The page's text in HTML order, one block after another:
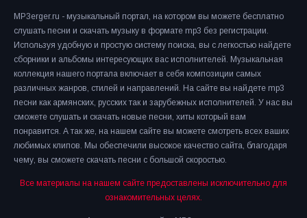
MP3erger.ru - музыкальный портал, на котором вы можете бесплатно
слушать песни и скачать музыку в формате mp3 без регистрации.
Используя удобную и простую систему поиска, вы с легкостью найдете
сборники и альбомы интересующих вас исполнителей. Музыкальная
коллекция нашего портала включает в себя композиции самых
различных жанров, стилей и направлений. На сайте вы найдете mp3
песни как армянских, русских так и зарубежных исполнителей. У нас вы
сможете слушать и скачать новые песни, хиты который вам
понравится. А так же, на нашем сайте вы можете смотреть всех ваших
любимых клипов. Мы обеспечили высокое качество сайта, благодаря
чему, вы сможете скачать песни с большой скоростью.
Все материалы на нашем сайте предоставлены исключительно для
ознакомительных целях.